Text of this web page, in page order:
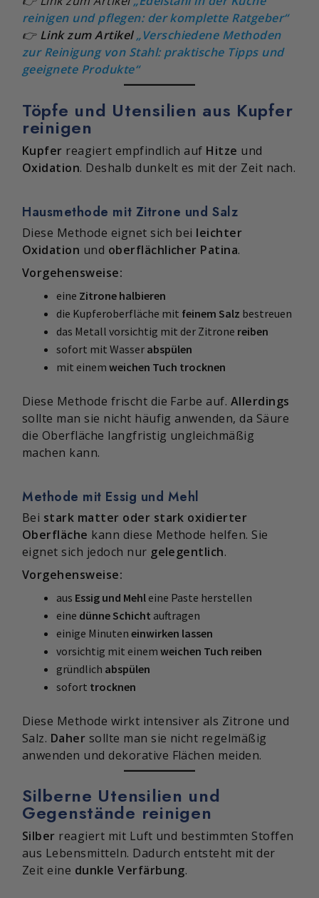
reinigen und pflegen: der komplette Ratgeber“
👉 Link zum Artikel„Verschiedene Methoden
zur Reinigung von Stahl: praktische Tipps und
geeignete Produkte“
Töpfe und Utensilien aus Kupfer
reinigen
Kupfer reagiert empfindlich auf Hitze und
Oxidation. Deshalb dunkelt es mit der Zeit nach.
Hausmethode mit Zitrone und Salz
Diese Methode eignet sich bei leichter
Oxidation und oberflächlicher Patina.
Vorgehensweise:
eine Zitrone halbieren
die Kupferoberfläche mit feinem Salz bestreuen
das Metall vorsichtig mit der Zitrone reiben
sofort mit Wasser abspülen
mit einem weichen Tuch trocknen
Diese Methode frischt die Farbe auf. Allerdings
sollte man sie nicht häufig anwenden, da Säure
die Oberfläche langfristig ungleichmäßig
machen kann.
Methode mit Essig und Mehl
Bei stark matter oder stark oxidierter
Oberfläche kann diese Methode helfen. Sie
eignet sich jedoch nur gelegentlich.
Vorgehensweise:
aus Essig und Mehl eine Paste herstellen
eine dünne Schicht auftragen
einige Minuten einwirken lassen
vorsichtig mit einem weichen Tuch reiben
gründlich abspülen
sofort trocknen
Diese Methode wirkt intensiver als Zitrone und
Salz. Daher sollte man sie nicht regelmäßig
anwenden und dekorative Flächen meiden.
Silberne Utensilien und
Gegenstände reinigen
Silber reagiert mit Luft und bestimmten Stoffen
aus Lebensmitteln. Dadurch entsteht mit der
Zeit eine dunkle Verfärbung.